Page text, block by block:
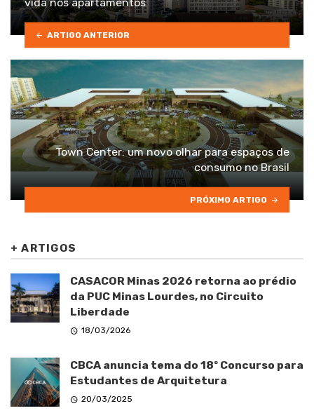
ARTIGO ANTERIOR
Town Center: um novo olhar para espaços de
consumo no Brasil
PRÓXIMO ARTIGO
+ARTIGOS
CASACOR Minas 2026 retorna ao prédio
da PUC Minas Lourdes, no Circuito
Liberdade
18/03/2026
CBCA anuncia tema do 18º Concurso para
Estudantes de Arquitetura
20/03/2025